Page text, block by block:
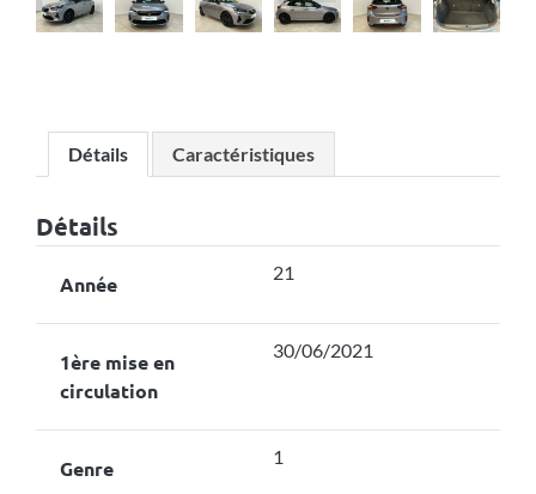
Détails Caractéristiques
Détails
Année 21
1ère mise en
circulation
30/06/2021
Genre 1